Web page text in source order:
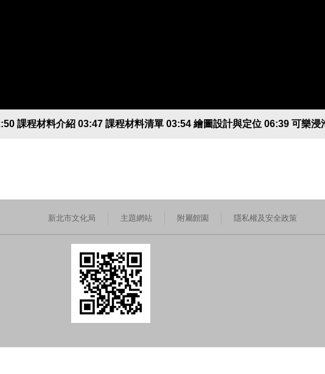
課程材料介紹 03:47 課程材料清單 03:54 繪圖設計與定位 06:39 可樂浸
新北市文化局 主題網站 附屬館園 隱私權及安全政策